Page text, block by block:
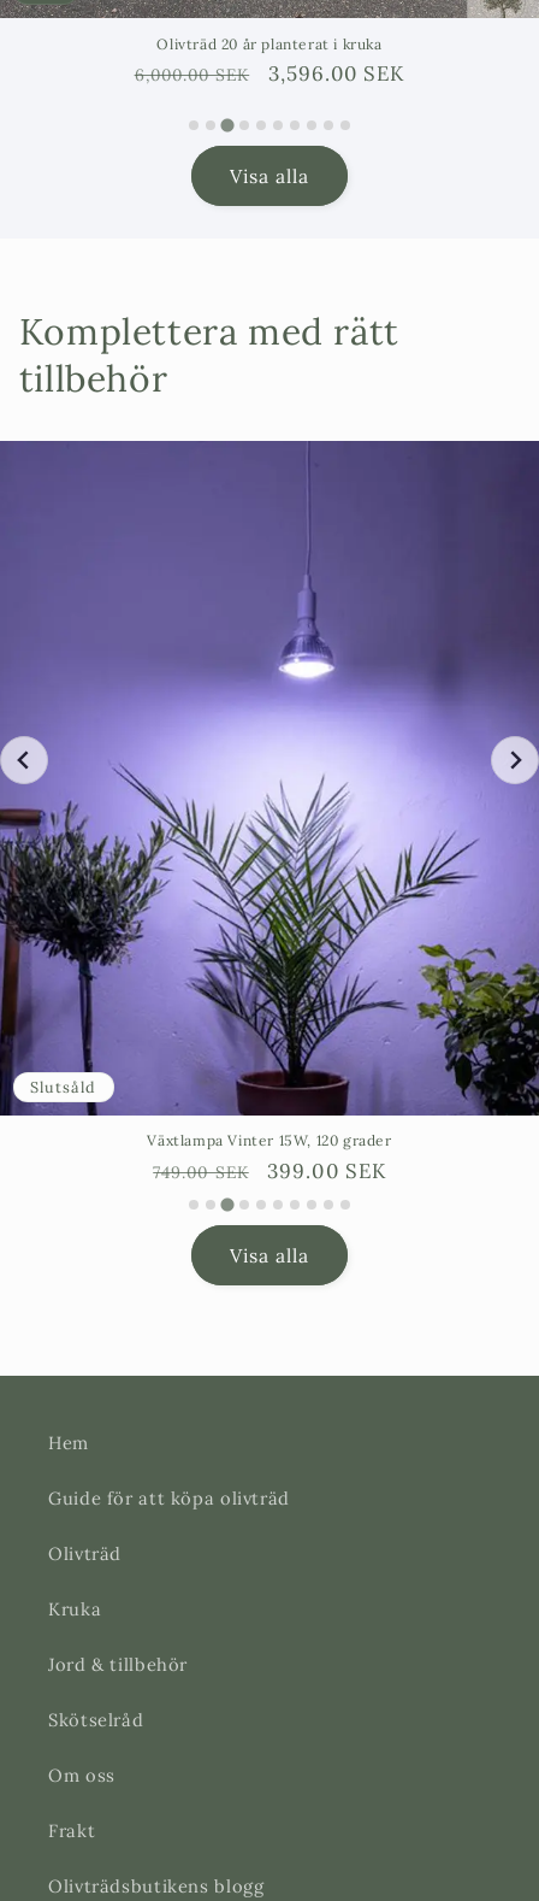
Olivträd 20 år planterat i kruka
Ordinarie
6,000.00 SEK Försäljningspris
3,596.00 SEK
Visa alla
Komplettera med rätt
tillbehör
Slutsåld
Växtlampa Vinter 15W, 120 grader
Ordinarie
pris
749.00 SEK Försäljningspris
399.00 SEK
Visa alla
Hem
Guide för att köpa olivträd
Olivträd
Kruka
Jord & tillbehör
Skötselråd
Om oss
Frakt
Olivträdsbutikens blogg